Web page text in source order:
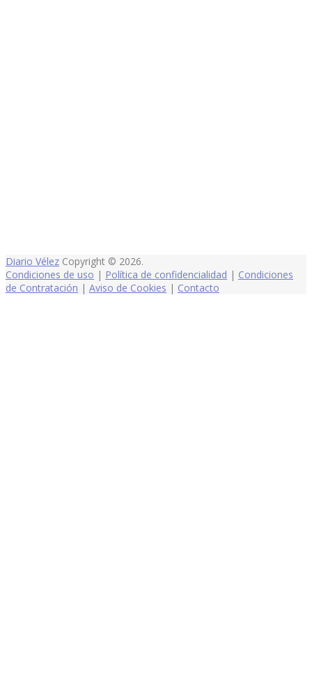
Diario Vélez Copyright © 2026.
Condiciones de uso | Política de confidencialidad | Condiciones
de Contratación | Aviso de Cookies | Contacto